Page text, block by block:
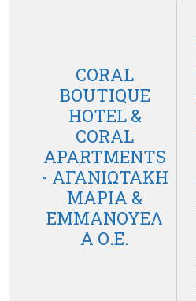
CORAL
BOUTIQUE
HOTEL &
CORAL
APARTMENTS
- ΑΓΑΝΙΩΤΑΚΗ
ΜΑΡΙΑ &
ΕΜΜΑΝΟΥΕΛ
Α Ο.Ε.